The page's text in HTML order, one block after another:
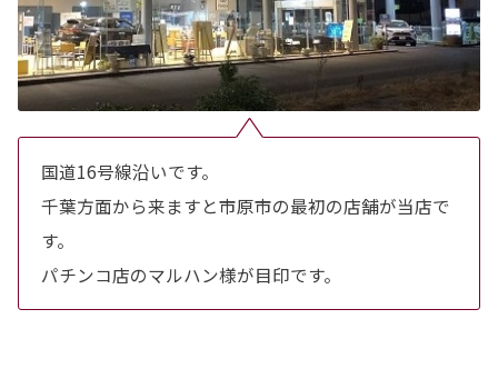
国道16号線沿いです。
千葉方面から来ますと市原市の最初の店舗が当店で
す。
パチンコ店のマルハン様が目印です。